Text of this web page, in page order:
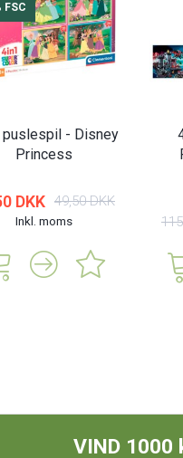
FSC
- Disney
Princess
DKK 49,50 DKK
Inkl. moms
VIND 1000